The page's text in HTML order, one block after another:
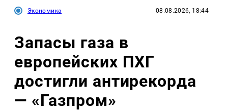
Экономика 08.08.2026, 18:44
Запасы газа в
европейских ПХГ
достигли антирекорда
— «Газпром»